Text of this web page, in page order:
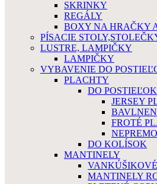
SKRINKY
REGÁLY
BOXY NA HRAČKY
PÍSACIE
LUSTRE, LAMPIČKY
LAMPIČKY
VYBAVENIE DO
PLACHTY
DO POSTIEĽOK
JERSEY
FROTÉ
DO KOLÍSOK
MANTINELY
MANTINELY